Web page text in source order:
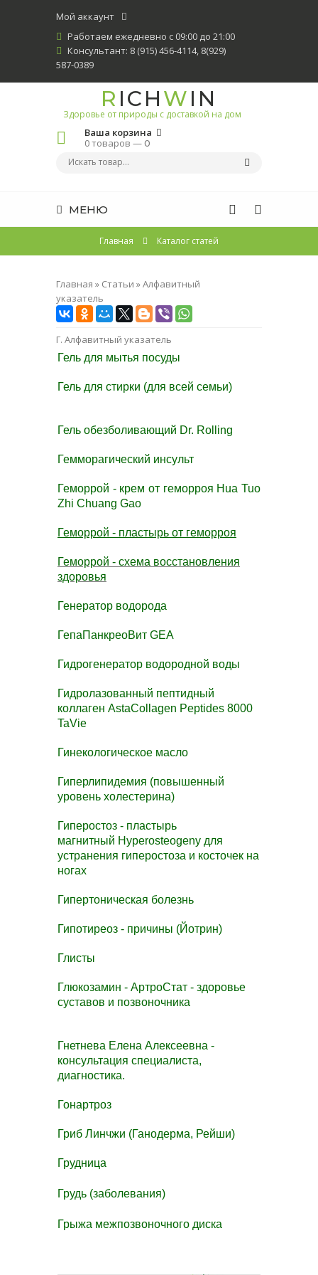
Мой аккаунт
Работаем ежедневно с 09:00 до 21:00
Консультант: 8 (915) 456-4114, 8(929)
587-0389
R ICHWIN
Здоровье от природы с доставкой на дом
Ваша корзина
0 товаров —0
МЕНЮ
Главная Каталог статей
Главная » Статьи »Алфавитный
указатель
Г. Алфавитный указатель
Гель для мытья посуды
Гель для стирки (для всей семьи)
Гель обезболивающий Dr. Rolling
Гемморагический инсульт
Геморрой - крем от геморроя Hua Tuo
Zhi Chuang Gao
Геморрой - пластырь от геморроя
Геморрой - схема восстановления
здоровья
Генератор водорода
ГепаПанкреоВит GEA
Гидрогенератор водородной воды
Гидролазованный пептидный
коллаген AstaCollagen Peptides 8000
TaVie
Гинекологическое масло
Гиперлипидемия (повышенный
уровень холестерина)
Гиперостоз - пластырь
магнитный Hyperosteogeny для
устранения гиперостоза и косточек на
ногах
Гипертоническая болезнь
Гипотиреоз - причины (Йотрин)
Глисты
Глюкозамин - АртроСтат - здоровье
суставов и позвоночника
Гнетнева Елена Алексеевна -
консультация специалиста,
диагностика.
Гонартроз
Гриб Линчжи (Ганодерма, Рейши)
Грудница
Грудь (заболевания)
Грыжа межпозвоночного диска